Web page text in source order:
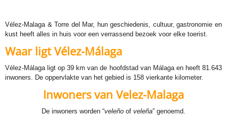
Vélez-Malaga & Torre del Mar, hun geschiedenis, cultuur, gastronomie en
kust heeft alles in huis voor een verrassend bezoek voor elke toerist.
Waar ligt Vélez-Málaga
Vélez-Málaga ligt op 39 km van de hoofdstad van Málaga en heeft 81.643
inwoners. De oppervlakte van het gebied is 158 vierkante kilometer.
Inwoners van Velez-Malaga
De inwoners worden “veleño of veleña” genoemd.